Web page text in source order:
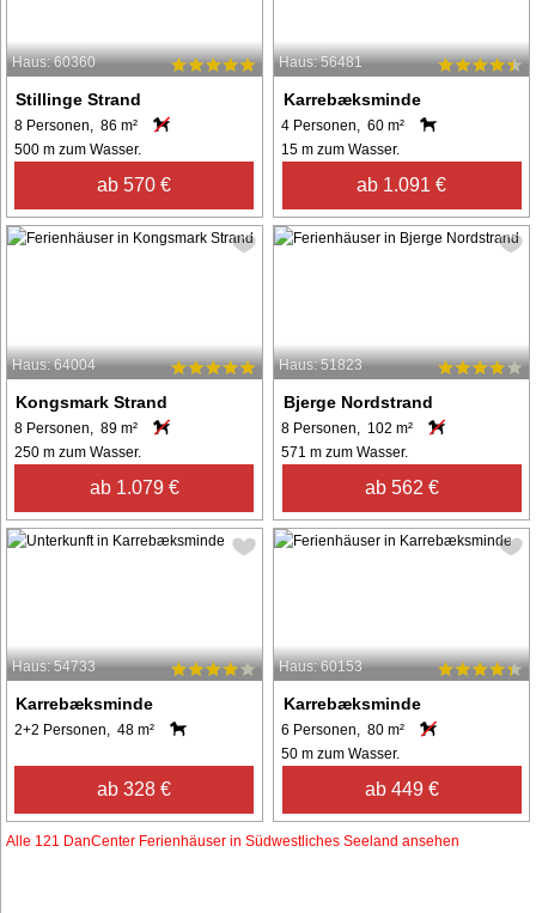
Haus: 60360
Stillinge Strand
8 Personen, 86 m²
500 m zum Wasser.
ab 570 €
Haus: 56481
Karrebæksminde
4 Personen, 60 m²
15 m zum Wasser.
ab 1.091 €
Haus: 64004
Kongsmark Strand
8 Personen, 89 m²
250 m zum Wasser.
ab 1.079 €
Haus: 51823
Bjerge Nordstrand
8 Personen, 102 m²
571 m zum Wasser.
ab 562 €
Haus: 54733
Karrebæksminde
2+2 Personen, 48 m²
ab 328 €
Haus: 60153
Karrebæksminde
6 Personen, 80 m²
50 m zum Wasser.
ab 449 €
Alle 121 DanCenter Ferienhäuser in Südwestliches Seeland ansehen